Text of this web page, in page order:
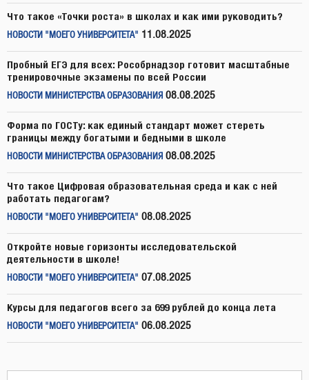
Что такое «Точки роста» в школах и как ими руководить?
НОВОСТИ "МОЕГО УНИВЕРСИТЕТА" 11.08.2025
Пробный ЕГЭ для всех: Рособрнадзор готовит масштабные
тренировочные экзамены по всей России
НОВОСТИ МИНИСТЕРСТВА ОБРАЗОВАНИЯ 08.08.2025
Форма по ГОСТу: как единый стандарт может стереть
границы между богатыми и бедными в школе
НОВОСТИ МИНИСТЕРСТВА ОБРАЗОВАНИЯ 08.08.2025
Что такое Цифровая образовательная среда и как с ней
работать педагогам?
НОВОСТИ "МОЕГО УНИВЕРСИТЕТА" 08.08.2025
Откройте новые горизонты исследовательской
деятельности в школе!
НОВОСТИ "МОЕГО УНИВЕРСИТЕТА" 07.08.2025
Курсы для педагогов всего за 699 рублей до конца лета
НОВОСТИ "МОЕГО УНИВЕРСИТЕТА" 06.08.2025